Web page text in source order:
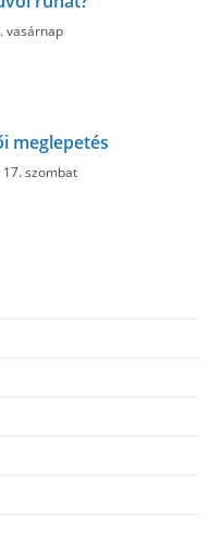
vasárnap
meglepetés
szombat